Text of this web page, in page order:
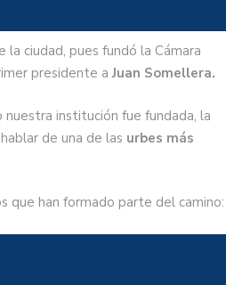
la ciudad, pues fundó la Cámara
presidente aJuan Somellera.
institución fue fundada, la
de una de las urbes más
que han formado parte del camino: